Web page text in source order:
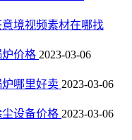
境视频素材在哪找
价格 2023-03-06
哪里好卖 2023-03-06
设备价格 2023-03-06